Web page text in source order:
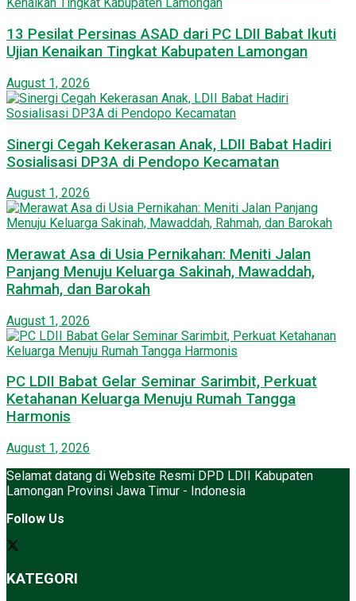
13 Pesilat Persinas ASAD dari PC LDII Babat Ikuti
Ujian Kenaikan Tingkat Kabupaten Lamongan
August 1, 2026
Sinergi Cegah Kekerasan Anak, LDII Babat Hadiri
Sosialisasi DP3A di Pendopo Kecamatan
August 1, 2026
Merawat Asa di Usia Pernikahan: Meniti Jalan
Panjang Menuju Keluarga Sakinah, Mawaddah,
Rahmah, dan Barokah
August 1, 2026
PC LDII Babat Gelar Seminar Sarimbit, Perkuat
Ketahanan Keluarga Menuju Rumah Tangga
Harmonis
August 1, 2026
Selamat datang di Website Resmi DPD LDII Kabupaten
Lamongan Provinsi Jawa Timur - Indonesia
Follow Us
KATEGORI